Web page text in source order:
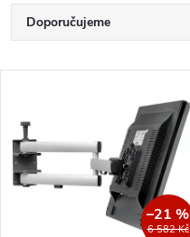
Ř
a
z
e
Doporučujeme
Nejprodávanější
Abecedně
ý
p
6 582 Kč
–21 %